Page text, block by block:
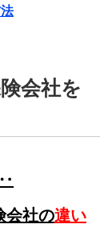
会社を
会社の違い